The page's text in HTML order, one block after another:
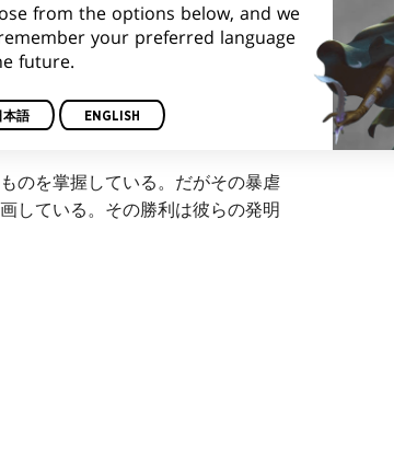
のを掌握している。だがその暴虐
している。その勝利は彼らの発明
from the options below, and we
your preferred language
future.
本語 ENGLISH